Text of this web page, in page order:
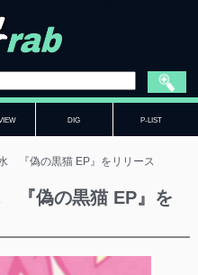
DIG P-LIST
『偽の黒猫 EP』をリリース
『偽の黒猫 EP』を